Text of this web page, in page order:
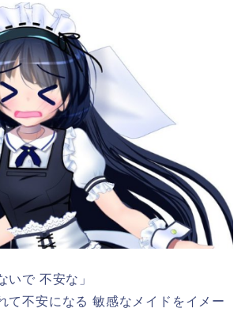
いで 不安な」
て不安になる 敏感なメイドをイメー